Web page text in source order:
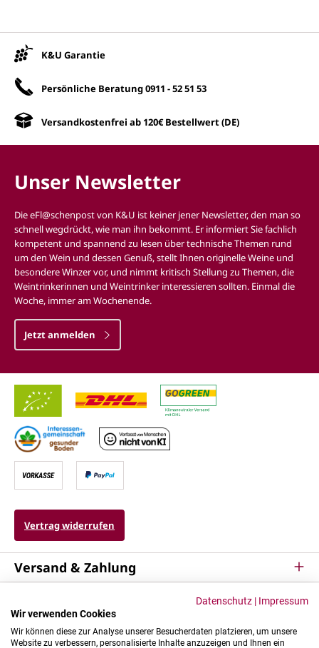
K&U Garantie
Persönliche Beratung0911 - 52 51 53
Versandkostenfrei ab 120€ Bestellwert (DE)
Unser Newsletter
Die eFl@schenpost von K&U ist keiner jener Newsletter, den man so
schnell wegdrückt, wie man ihn bekommt. Er informiert Sie fachlich
kompetent und spannend zu lesen über technische Themen rund
um den Wein und dessen Genuß, stellt Ihnen originelle Weine und
besondere Winzer vor, und nimmt kritisch Stellung zu Themen, die
Weintrinkerinnen und Weintrinker interessieren sollten. Einmal die
Woche, immer am Wochenende.
Jetzt anmelden
Vertrag widerrufen
Versand & Zahlung
Kontakt & Mehr
Datenschutz | Impressum
Wir verwenden Cookies
Wir können diese zur Analyse unserer Besucherdaten platzieren, um unsere
Website zu verbessern, personalisierte Inhalte anzuzeigen und Ihnen ein